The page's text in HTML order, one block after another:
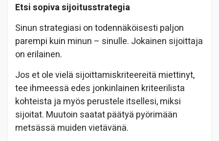
Etsi sopiva sijoitusstrategia
Sinun strategiasi on todennäköisesti paljon
parempi kuin minun – sinulle. Jokainen sijoittaja
on erilainen.
Jos et ole vielä sijoittamiskriteereitä miettinyt,
tee ihmeessä edes jonkinlainen kriteerilista
kohteista ja myös perustele itsellesi, miksi
sijoitat. Muutoin saatat päätyä pyörimään
metsässä muiden vietävänä.